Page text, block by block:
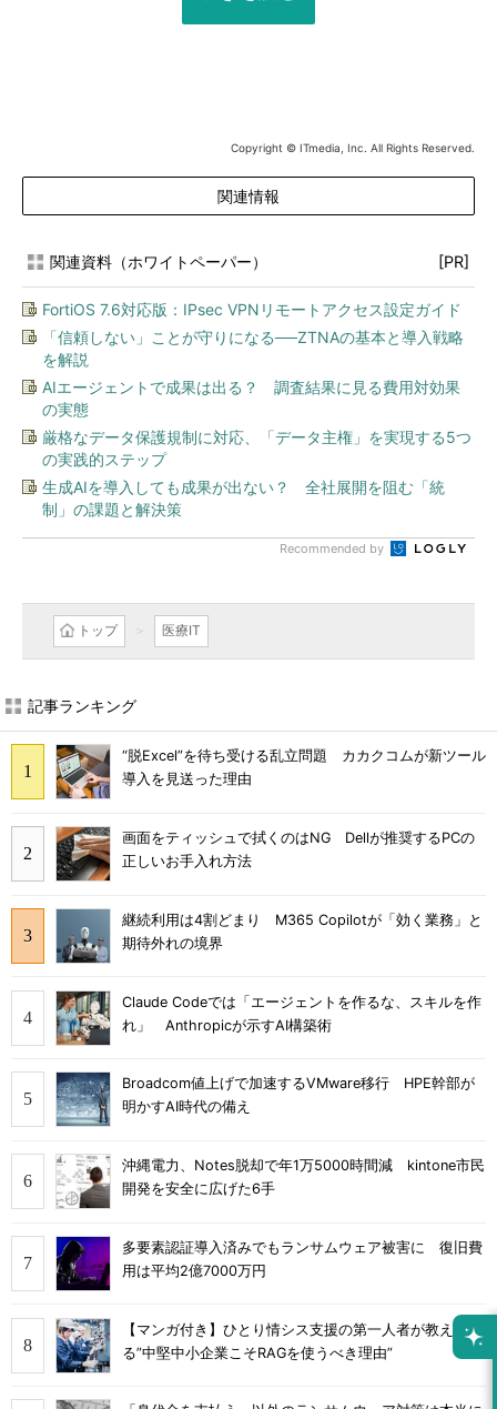
Copyright © ITmedia, Inc. All Rights Reserved.
関連情報
関連資料（ホワイトペーパー） [PR]
FortiOS 7.6対応版：IPsec VPNリモートアクセス設定ガイド
「信頼しない」ことが守りになる──ZTNAの基本と導入戦略
を解説
AIエージェントで成果は出る？ 調査結果に見る費用対効果
の実態
厳格なデータ保護規制に対応、「データ主権」を実現する5つ
の実践的ステップ
生成AIを導入しても成果が出ない？ 全社展開を阻む「統
制」の課題と解決策
Recommended by
トップ 医療IT
記事ランキング
“脱Excel”を待ち受ける乱立問題 カカクコムが新ツール
導入を見送った理由
画面をティッシュで拭くのはNG Dellが推奨するPCの
正しいお手入れ方法
継続利用は4割どまり M365 Copilotが「効く業務」と
期待外れの境界
Claude Codeでは「エージェントを作るな、スキルを作
れ」 Anthropicが示すAI構築術
Broadcom値上げで加速するVMware移行 HPE幹部が
明かすAI時代の備え
沖縄電力、Notes脱却で年1万5000時間減 kintone市民
開発を安全に広げた6手
多要素認証導入済みでもランサムウェア被害に 復旧費
用は平均2億7000万円
【マンガ付き】ひとり情シス支援の第一人者が教え
る”中堅中小企業こそRAGを使うべき理由”